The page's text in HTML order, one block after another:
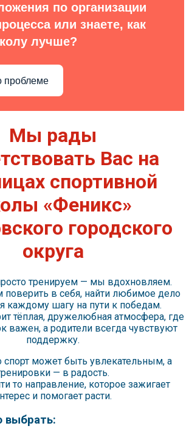
по организации
или знаете, как
лучше?
проблеме
Мы рады
Вас на
спортивной
«Феникс»
городского
округа
тренируем — мы вдохновляем.
в себя, найти любимое дело
каждому шагу на пути к победам.
тёплая, дружелюбная атмосфера, где
важен, а родители всегда чувствуют
поддержку.
может быть увлекательным, а
— в радость.
то направление, которое зажигает
и помогает расти.
выбрать: